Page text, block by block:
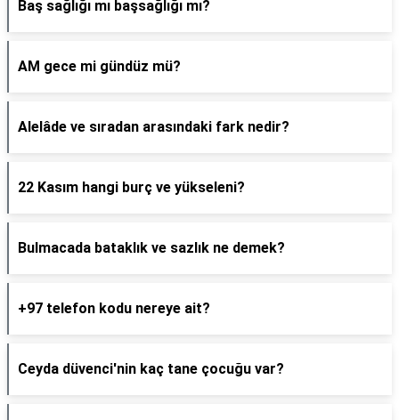
Baş sağlığı mı başsağlığı mı?
AM gece mi gündüz mü?
Alelâde ve sıradan arasındaki fark nedir?
22 Kasım hangi burç ve yükseleni?
Bulmacada bataklık ve sazlık ne demek?
+97 telefon kodu nereye ait?
Ceyda düvenci'nin kaç tane çocuğu var?